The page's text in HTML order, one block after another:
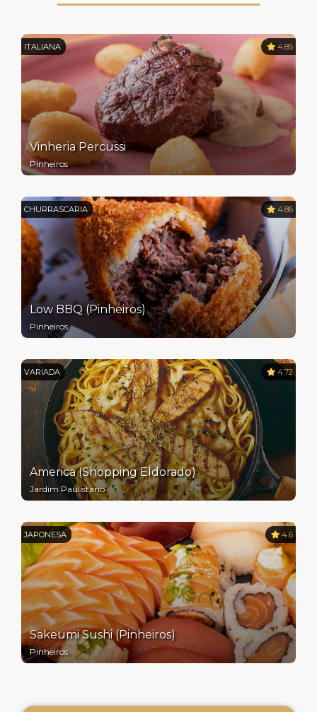
ITALIANA 4.85
Vinheria Percussi
Pinheiros
CHURRASCARIA 4.86
Low BBQ (Pinheiros)
Pinheiros
VARIADA 4.72
America (Shopping Eldorado)
Jardim Paulistano
JAPONESA 4.6
Sakeumi Sushi (Pinheiros)
Pinheiros